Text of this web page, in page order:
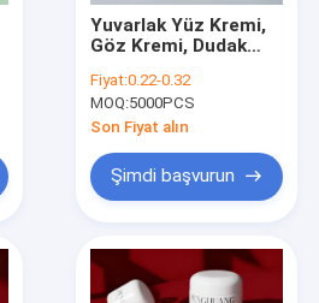
Yuvarlak Yüz Kremi,
Göz Kremi, Dudak
Yüz Maskesi için Özel
Krem Cam
Kavanozlar
Fiyat:0.22-0.32
MOQ:5000PCS
Son Fiyat alın
Şimdi başvurun